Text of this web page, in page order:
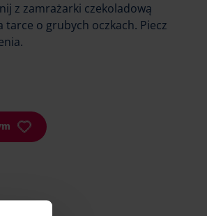
z zamrażarki czekoladową
o grubych oczkach. Piecz